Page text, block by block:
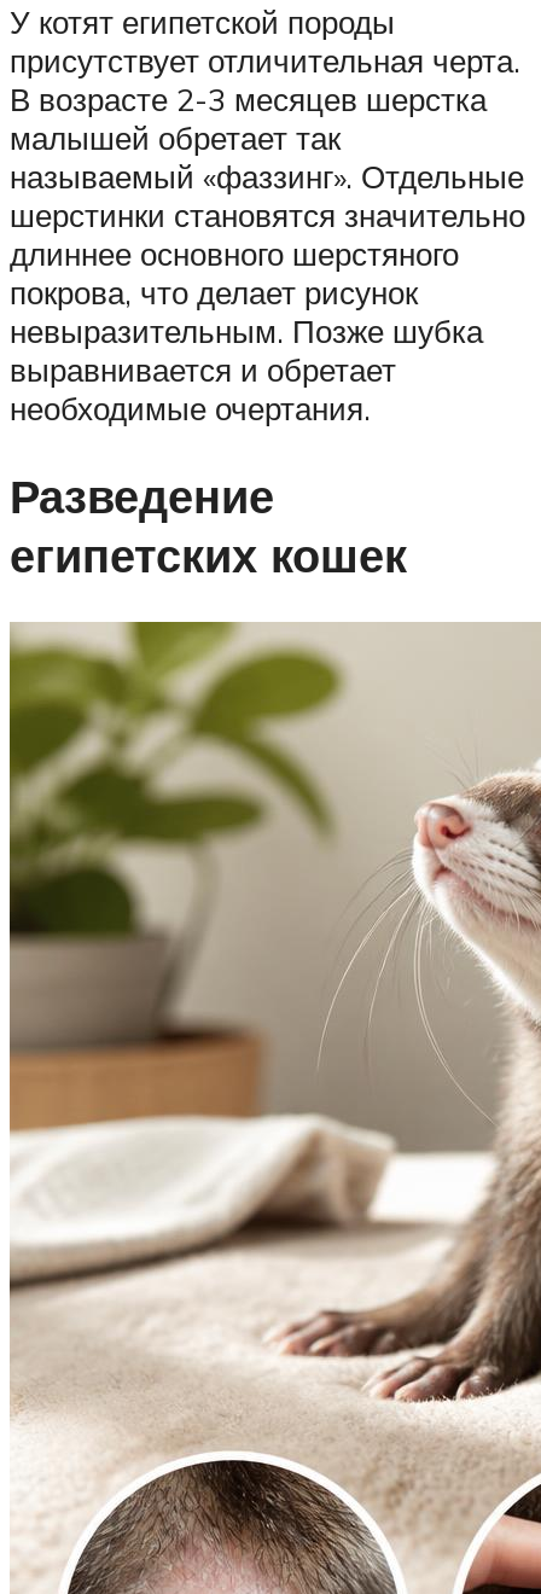
У котят египетской породы
присутствует отличительная черта.
В возрасте 2-3 месяцев шерстка
малышей обретает так
называемый «фаззинг». Отдельные
шерстинки становятся значительно
длиннее основного шерстяного
покрова, что делает рисунок
невыразительным. Позже шубка
выравнивается и обретает
необходимые очертания.
Разведение
египетских кошек